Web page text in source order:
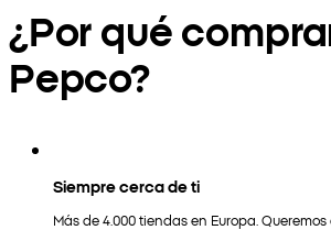
¿Por qué
Pepco?
Siempre cerca de ti
Más de 4.000 tiendas en Europa.